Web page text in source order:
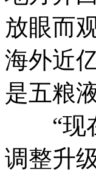
放眼而
海外近
是五粮
“现在
调整升